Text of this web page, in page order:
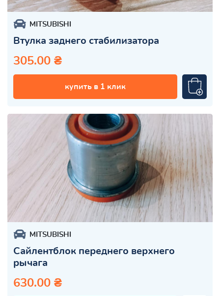
MITSUBISHI
Втулка заднего стабилизатора
305.00 ₴
купить в 1 клик
MITSUBISHI
Сайлентблок переднего верхнего
рычага
630.00 ₴